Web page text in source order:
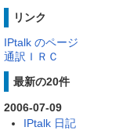
リンク
IPtalk のページ
通訳ＩＲＣ
最新の20件
2006-07-09
IPtalk 日記